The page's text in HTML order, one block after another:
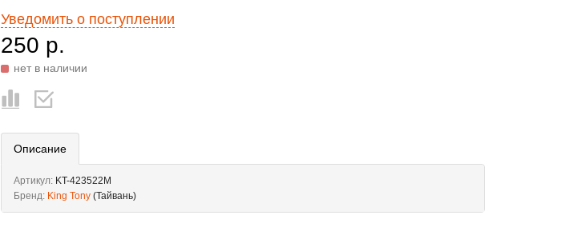
Уведомить о поступлении
250 р.
нет в наличии
Описание
Артикул: KT-423522M
Бренд: King Tony (Тайвань)